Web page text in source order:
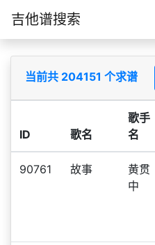
吉他谱搜索
当前共 204151 个求谱
ID 歌名
歌手
名
90761 故事
黄贯
中